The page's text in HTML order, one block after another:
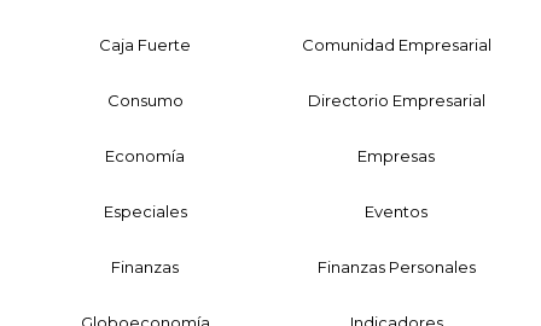
Caja Fuerte Comunidad Empresarial
Consumo Directorio Empresarial
Economía Empresas
Especiales Eventos
Finanzas Finanzas Personales
Globoeconomía Indicadores